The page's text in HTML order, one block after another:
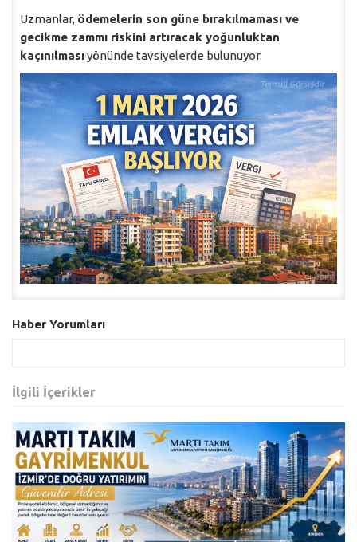
Uzmanlar, ödemelerin son güne bırakılmaması ve
gecikme zammı riskini artıracak yoğunluktan
kaçınılmasıyönünde tavsiyelerde bulunuyor.
Haber Yorumları
İlgili İçerikler